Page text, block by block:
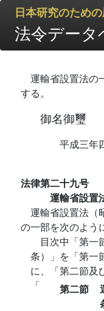
日本研究のため
法令データ
運輸省設置法の
する。
御名御璽
平成三年
法律第二十九号
運輸省設置
運輸省設置法（
の一部を次のよう
目次中「第
条）」を「第一
に、「第二節
「
第二節